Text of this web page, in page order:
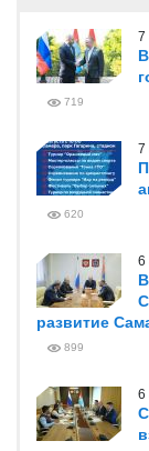
7
719
7
620
6
развитие
899
6